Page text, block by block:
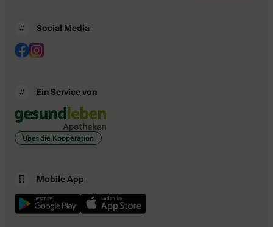
Social Media
Ein Service von
Über die Kooperation
Mobile App